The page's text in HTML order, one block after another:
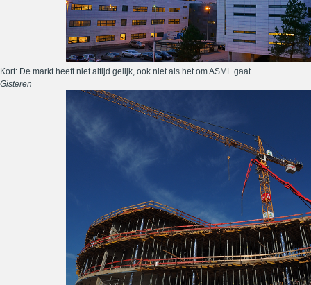
Kort: De markt heeft niet altijd gelijk, ook niet als het om ASML gaat
Gisteren